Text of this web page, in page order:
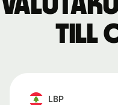
till
LBP